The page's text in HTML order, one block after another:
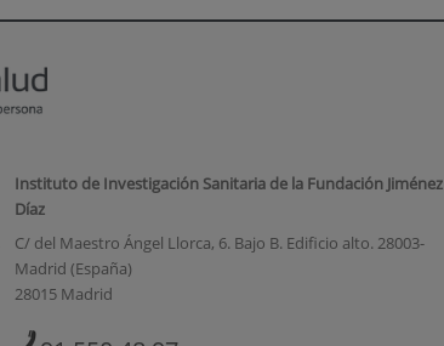
Instituto de Investigación Sanitaria de la Fundación Jiménez
Díaz
C/ del Maestro Ángel Llorca, 6. Bajo B. Edificio alto. 28003-
Madrid (España)
28015 Madrid